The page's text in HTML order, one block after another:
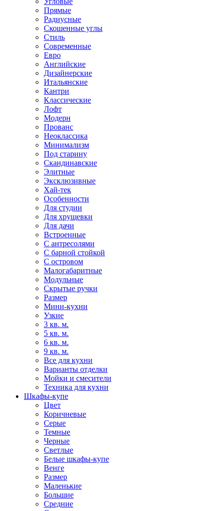
Прямые
Радиусные
Скошенные углы
Стиль
Современные
Евро
Английские
Дизайнерские
Итальянские
Кантри
Классические
Лофт
Модерн
Прованс
Неоклассика
Минимализм
Под старину
Скандинавские
Элитные
Эксклюзивные
Хай-тек
Особенности
Для студии
Для хрущевки
Для дачи
Встроенные
С антресолями
С барной стойкой
С островом
Малогабаритные
Модульные
Скрытые ручки
Размер
Мини-кухни
Узкие
3 кв. м.
5 кв. м.
6 кв. м.
9 кв. м.
Все для кухни
Варианты отделки
Мойки и смесители
Техника для кухни
Шкафы-купе
Цвет
Коричневые
Серые
Темные
Черные
Светлые
Белые шкафы-купе
Венге
Размер
Маленькие
Большие
Средние